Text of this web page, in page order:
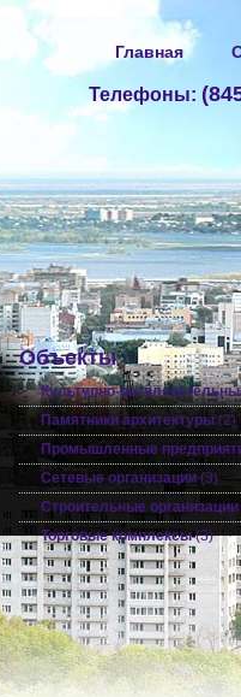
Главная
Телефоны:
Объекты
Культурно-
Памятники архитектуры(2)
Промышленные
Сетевые организации(3)
Строительные организации
Торговые комплексы(3)